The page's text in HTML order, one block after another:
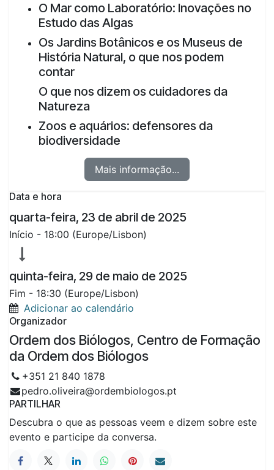
O Mar como Laboratório: Inovações no
Estudo das Algas
Os Jardins Botânicos e os Museus de
História Natural, o que nos podem
contar
O que nos dizem os cuidadores da
Natureza
Zoos e aquários: defensores da
biodiversidade
Mais informação...
Data e hora
quarta-feira, 23 de abril de 2025
Início - 18:00 (Europe/Lisbon)
quinta-feira, 29 de maio de 2025
Fim - 18:30 (Europe/Lisbon)
Adicionar ao calendário
Organizador
Ordem dos Biólogos, Centro de Formação
da Ordem dos Biólogos
+351 21 840 1878
pedro.oliveira@ordembiologos.pt
PARTILHAR
Descubra o que as pessoas veem e dizem sobre este
evento e participe da conversa.